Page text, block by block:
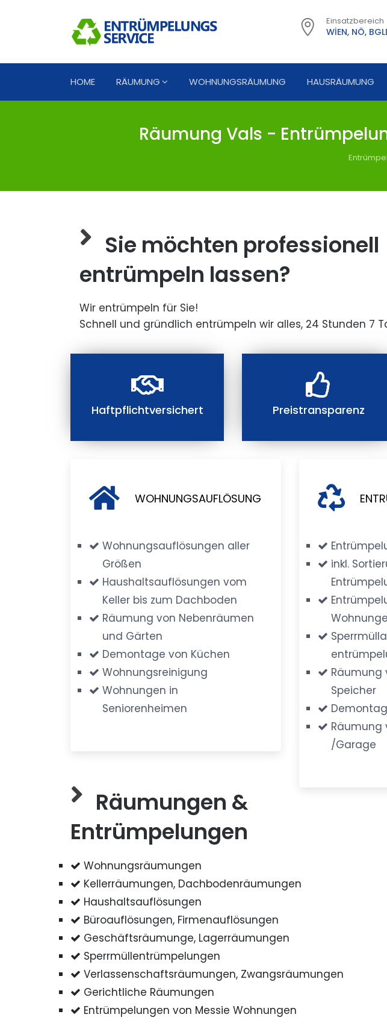
Einsatzbereich
WIEN, NÖ,
HOME RÄUMUNG WOHNUNGSRÄUMUNG HAUSRÄUMUNG
Räumung Vals -
Sie möchten professionell
entrümpeln lassen?
Wir entrümpeln für Sie!
Schnell und gründlich entrümpeln wir alles, 24 Stunden 7
Haftpflichtversichert Preistransparenz
WOHNUNGSAUFLÖSUNG
Wohnungsauflösungen aller
Größen
Haushaltsauflösungen vom
Keller bis zum Dachboden
Räumung von Nebenräumen
und Gärten
Demontage von Küchen
Wohnungsreinigung
Wohnungen in
Seniorenheimen
inkl.
Räumung
Speicher
Räumung
/Garage
Räumungen &
Entrümpelungen
Wohnungsräumungen
Kellerräumungen, Dachbodenräumungen
Haushaltsauflösungen
Büroauflösungen, Firmenauflösungen
Geschäftsräumunge, Lagerräumungen
Sperrmüllentrümpelungen
Verlassenschaftsräumungen, Zwangsräumungen
Gerichtliche Räumungen
Entrümpelungen von Messie Wohnungen